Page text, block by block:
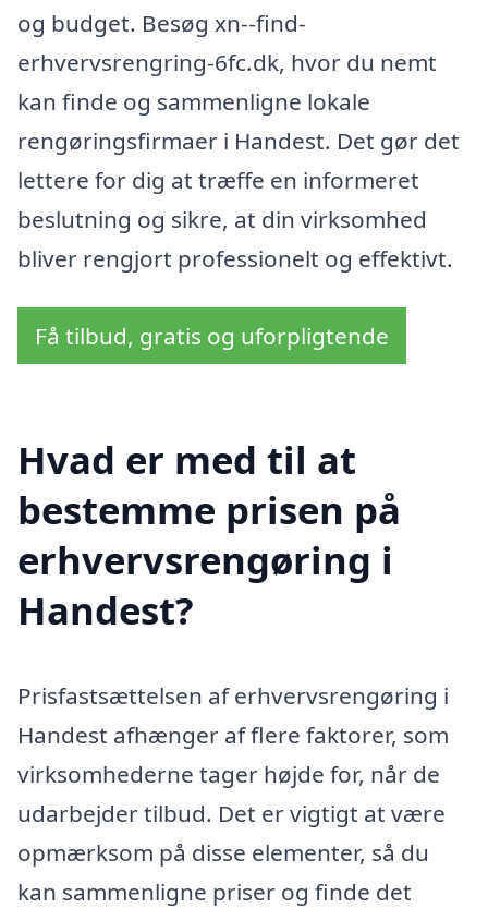
og budget. Besøg xn--find-
erhvervsrengring-6fc.dk, hvor du nemt
kan finde og sammenligne lokale
rengøringsfirmaer i Handest. Det gør det
lettere for dig at træffe en informeret
beslutning og sikre, at din virksomhed
bliver rengjort professionelt og effektivt.
Få tilbud, gratis og uforpligtende
Hvad er med til at
bestemme prisen på
erhvervsrengøring i
Handest?
Prisfastsættelsen af erhvervsrengøring i
Handest afhænger af flere faktorer, som
virksomhederne tager højde for, når de
udarbejder tilbud. Det er vigtigt at være
opmærksom på disse elementer, så du
kan sammenligne priser og finde det